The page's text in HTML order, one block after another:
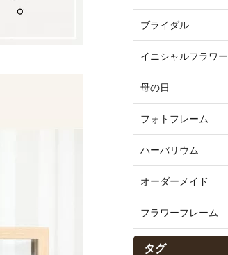
ブライダル
イニシャルフラワー
母の日
フォトフレーム
ハーバリウム
オーダーメイド
フラワーフレーム
タグ